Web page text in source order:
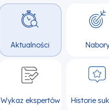
Aktualności
Wykaz ekspertów Historie